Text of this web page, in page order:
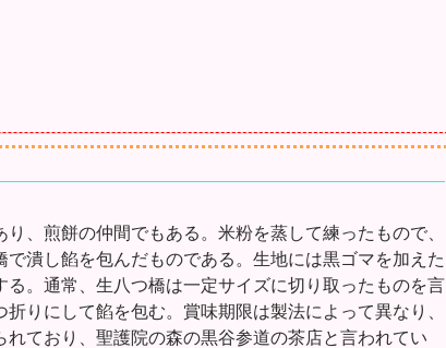
、煎餅の仲間でもある。米粉を蒸して練ったもので、
潰し餡を包んだものである。生地には黒ゴマを加えた
。通常、生八つ橋は一定サイズに切り取ったものを言
りにして餡を包む。賞味期限は製法によって異なり、
ており、聖護院の森の黒谷参道の茶店と言われてい